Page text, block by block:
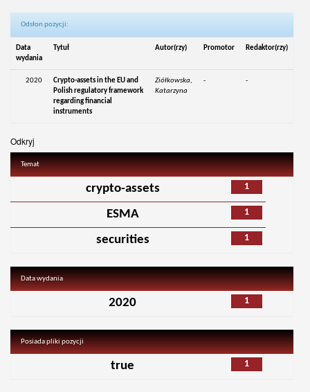
Odsłon pozycji:
Data
wydania
Tytuł Autor(rzy) Promotor Redaktor(rzy)
2020
Crypto-assets in the EU and
Polish regulatory framework
regarding financial
instruments
Ziółkowska,
Katarzyna
- -
Odkryj
Temat
1
crypto-assets
1
ESMA
1
securities
Data wydania
1
2020
Posiada pliki pozycji
1
true